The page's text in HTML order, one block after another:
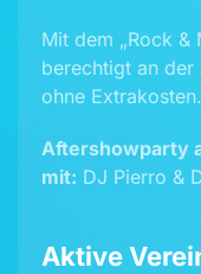
Mit dem „Rock &
berechtigt an der
ohne Extrakosten.
Aftershowparty
mit: DJ Pierro &
Aktive